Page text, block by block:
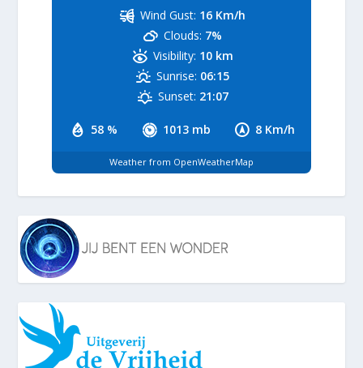
58 % 1013 mb 8 Km/h
Wind Gust: 16 Km/h
Clouds: 7%
Visibility: 10 km
Sunrise: 06:15
Sunset: 21:07
Weather from OpenWeatherMap